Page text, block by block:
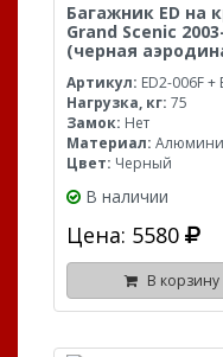
Багажник ED на
Grand Scenic
(черная
Артикул: ED2-006F +
Нагрузка, кг: 75
Замок: Нет
Материал:
Цвет: Черный
В наличии
Цена: 5580
В корзину